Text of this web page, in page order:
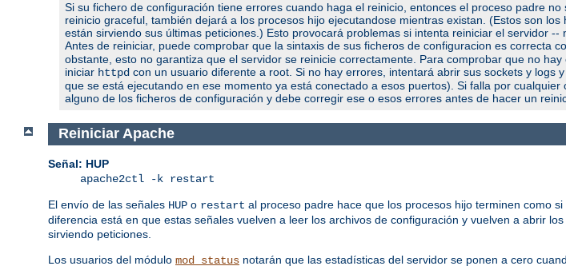
Si su fichero de configuración tiene errores cuando haga el reinicio, entonces el proceso padre
reinicio graceful, también dejará a los procesos hijo ejecutandose mientras existan. (Estos son
están sirviendo sus últimas peticiones.) Esto provocará problemas si intenta reiniciar el servidor
Antes de reiniciar, puede comprobar que la sintaxis de sus ficheros de configuracion es correcta
obstante, esto no garantiza que el servidor se reinicie correctamente. Para comprobar que no
iniciar httpd con un usuario diferente a root. Si no hay errores, intentará abrir sus sockets y logs
que se está ejecutando en ese momento ya está conectado a esos puertos). Si falla por
alguno de los ficheros de configuración y debe corregir ese o esos errores antes de hacer un
Reiniciar Apache
Señal: HUP
apache2ctl -k restart
El envío de las señales HUP o restart al proceso padre hace que los procesos hijo terminen como
diferencia está en que estas señales vuelven a leer los archivos de configuración y vuelven a abrir
sirviendo peticiones.
Los usuarios del módulo mod_status notarán que las estadísticas del servidor se ponen a cero